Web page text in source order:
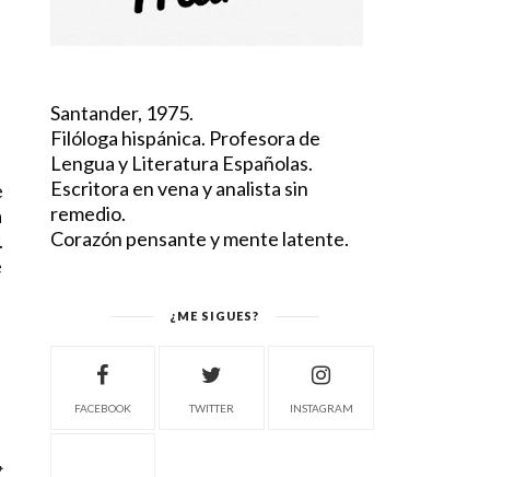
Santander, 1975.
Filóloga hispánica. Profesora de
Lengua y Literatura Españolas.
Escritora en vena y analista sin
remedio.
Corazón pensante y mente latente.
¿ME SIGUES?
FACEBOOK TWITTER INSTAGRAM